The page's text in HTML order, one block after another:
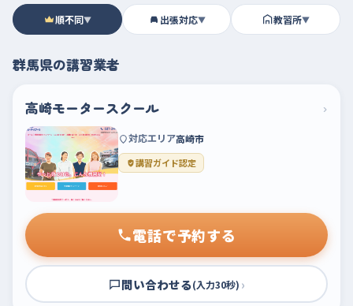
順不同▼ 出張対応▼ 教習所▼
群馬県の講習業者
高崎モータースクール ›
対応エリア高崎市
講習ガイド認定
電話で予約する
問い合わせる(入力30秒) ›